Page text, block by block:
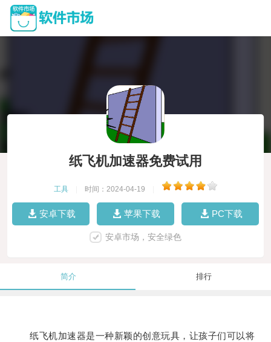
纸飞机加速器免费试用
工具 时间：2024-04-19
安卓下载 苹果下载 PC下载
安卓市场，安全绿色
简介 排行
纸飞机加速器是一种新颖的创意玩具，让孩子们可以将